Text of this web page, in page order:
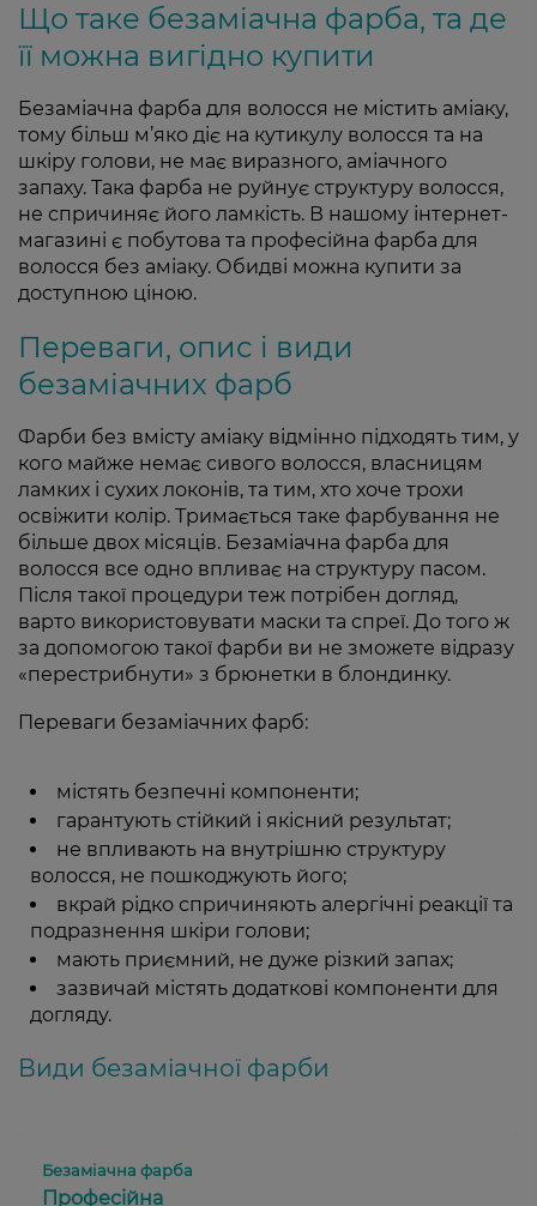
Що таке безаміачна фарба, та де
її можна вигідно купити
Безаміачна фарба для волосся не містить аміаку,
тому більш м’яко діє на кутикулу волосся та на
шкіру голови, не має виразного, аміачного
запаху. Така фарба не руйнує структуру волосся,
не спричиняє його ламкість. В нашому інтернет-
магазині є побутова та професійна фарба для
волосся без аміаку. Обидві можна купити за
доступною ціною.
Переваги, опис і види
безаміачних фарб
Фарби без вмісту аміаку відмінно підходять тим, у
кого майже немає сивого волосся, власницям
ламких і сухих локонів, та тим, хто хоче трохи
освіжити колір. Тримається таке фарбування не
більше двох місяців. Безаміачна фарба для
волосся все одно впливає на структуру пасом.
Після такої процедури теж потрібен догляд,
варто використовувати маски та спреї. До того ж
за допомогою такої фарби ви не зможете відразу
«перестрибнути» з брюнетки в блондинку.
Переваги безаміачних фарб:
містять безпечні компоненти;
гарантують стійкий і якісний результат;
не впливають на внутрішню структуру
волосся, не пошкоджують його;
вкрай рідко спричиняють алергічні реакції та
подразнення шкіри голови;
мають приємний, не дуже різкий запах;
зазвичай містять додаткові компоненти для
догляду.
Види безаміачної фарби
Професійна